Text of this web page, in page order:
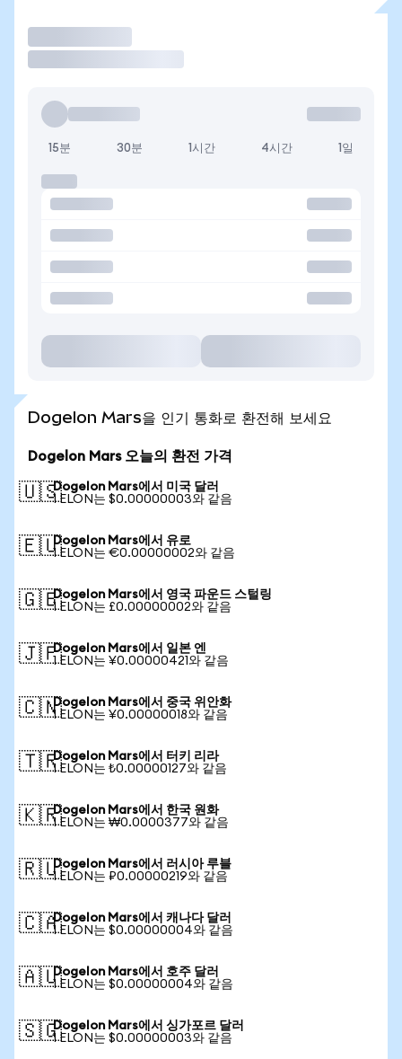
15분 30분 1시간 4시간 1일
Dogelon Mars을 인기 통화로 환전해 보세요
Dogelon Mars 오늘의 환전 가격
🇺🇸Dogelon Mars에서 미국 달러
1 ELON는 $0.00000003와 같음
🇪🇺Dogelon Mars에서 유로
1 ELON는 €0.00000002와 같음
🇬🇧Dogelon Mars에서 영국 파운드 스털링
1 ELON는 £0.00000002와 같음
🇯🇵Dogelon Mars에서 일본 엔
1 ELON는 ¥0.00000421와 같음
🇨🇳Dogelon Mars에서 중국 위안화
1 ELON는 ¥0.00000018와 같음
🇹🇷Dogelon Mars에서 터키 리라
1 ELON는 ₺0.00000127와 같음
🇰🇷Dogelon Mars에서 한국 원화
1 ELON는 ₩0.0000377와 같음
🇷🇺Dogelon Mars에서 러시아 루블
1 ELON는 ₽0.00000219와 같음
🇨🇦Dogelon Mars에서 캐나다 달러
1 ELON는 $0.00000004와 같음
🇦🇺Dogelon Mars에서 호주 달러
1 ELON는 $0.00000004와 같음
🇸🇬Dogelon Mars에서 싱가포르 달러
1 ELON는 $0.00000003와 같음